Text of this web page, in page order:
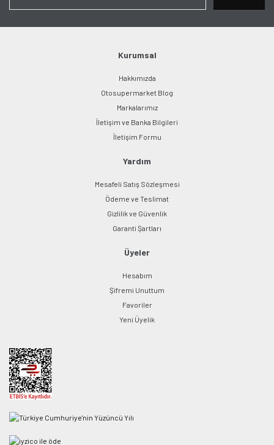
Kurumsal
Hakkımızda
Otosupermarket Blog
Markalarımız
İletişim ve Banka Bilgileri
İletişim Formu
Yardım
Mesafeli Satış Sözleşmesi
Ödeme ve Teslimat
Gizlilik ve Güvenlik
Garanti Şartları
Üyeler
Hesabım
Şifremi Unuttum
Favoriler
Yeni Üyelik